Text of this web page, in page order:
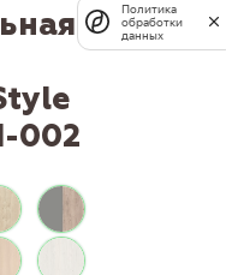
3
002
Политика
обработки
данных